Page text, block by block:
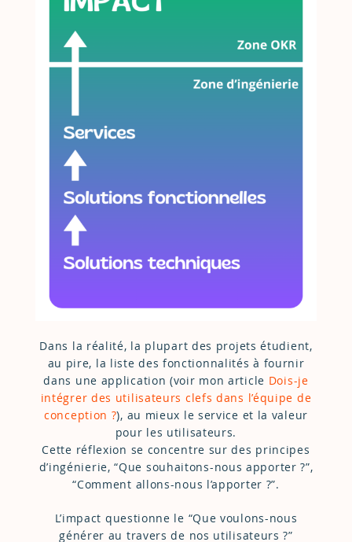
Dans la réalité, la plupart des projets étudient,
au pire, la liste des fonctionnalités à fournir
dans une application (voir mon article Dois-je
intégrer des utilisateurs clefs dans l’équipe de
conception ?), au mieux le service et la valeur
pour les utilisateurs.
Cette réflexion se concentre sur des principes
d’ingénierie, “Que souhaitons-nous apporter ?”,
“Comment allons-nous l’apporter ?”.
L’impact questionne le “Que voulons-nous
générer au travers de nos utilisateurs ?”